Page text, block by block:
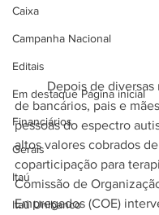
Caixa
Campanha Nacional
Editais
Em destaque Página inicial
Financiários
Gerais
Itaú
Itaú Unibanco
	Depois de diversas reclamações
de bancários, pais e
pessoas do espectro
altos valores cobrados de
coparticipação para
Comissão de
Empregados (COE)